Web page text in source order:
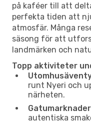
på kaféer till att
perfekta tiden att
atmosfär. Många
säsong för att
landmärken och
Topp aktiviteter
runt Nyeri och
närheten.
autentiska